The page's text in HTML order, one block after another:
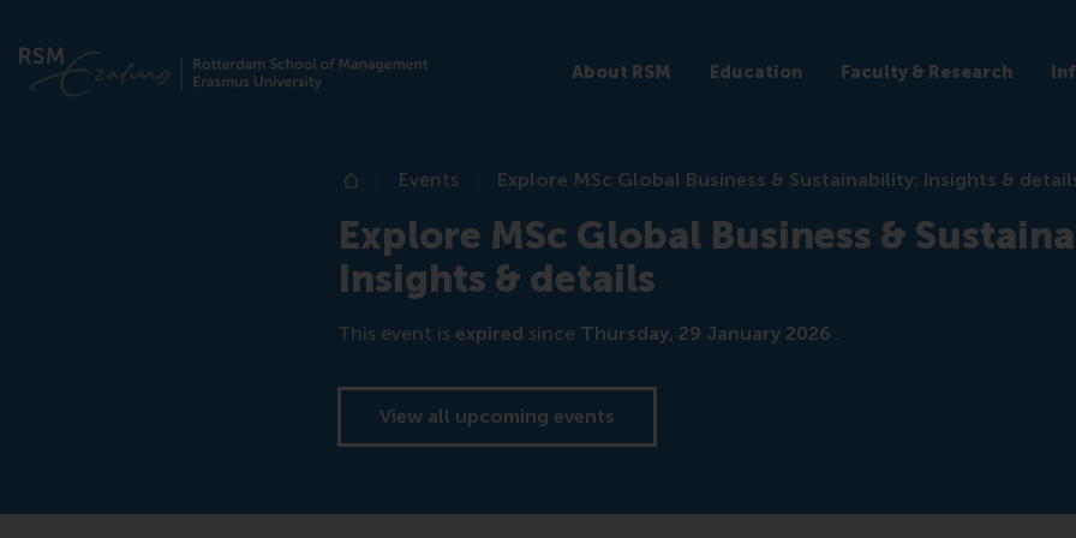
About RSM Education Faculty & Research
Home
Events Explore MSc Global Business & Sustainability: Insights &
Explore MSc Global Business &
Insights & details
This event is expired since Thursday, 29 January 2026 .
View all upcoming events